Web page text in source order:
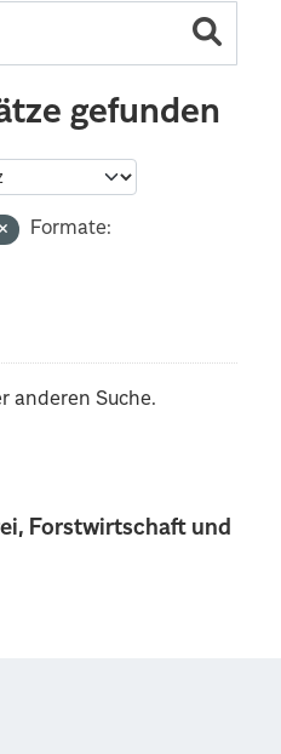
Forstwirtschaft und
gefunden
Formate:
anderen Suche.